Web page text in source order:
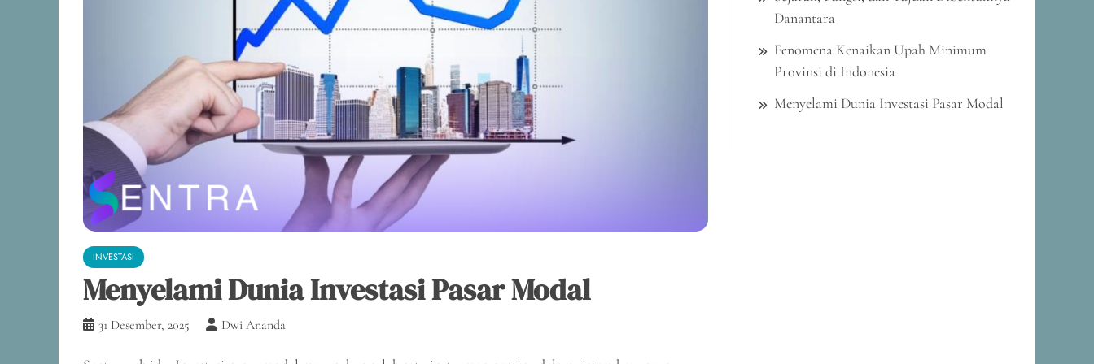
INVESTASI
Menyelami Dunia Investasi Pasar Modal
31 Desember, 2025 Dwi Ananda
Danantara
Fenomena Kenaikan Upah Minimum
Provinsi di Indonesia
Menyelami Dunia Investasi Pasar Modal